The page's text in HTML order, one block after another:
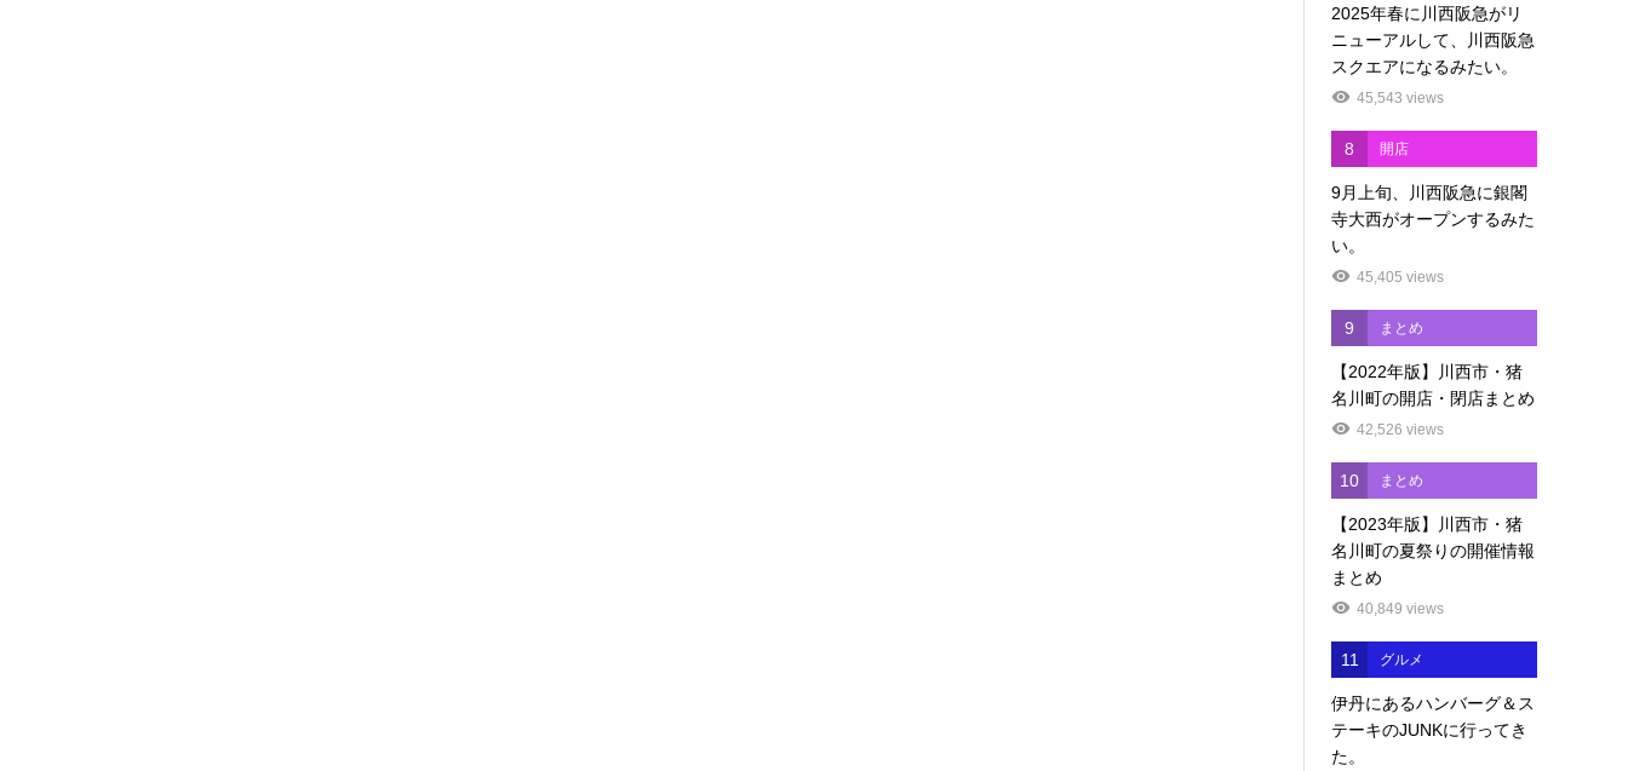
2025年春に川西阪急がリ
ニューアルして、川西阪急
スクエアになるみたい。
45,543 views
8 開店
9月上旬、川西阪急に銀閣
寺大西がオープンするみた
い。
45,405 views
9 まとめ
【2022年版】川西市・猪
名川町の開店・閉店まとめ
42,526 views
10 まとめ
【2023年版】川西市・猪
名川町の夏祭りの開催情報
まとめ
40,849 views
11 グルメ
伊丹にあるハンバーグ＆ス
テーキのJUNKに行ってき
た。